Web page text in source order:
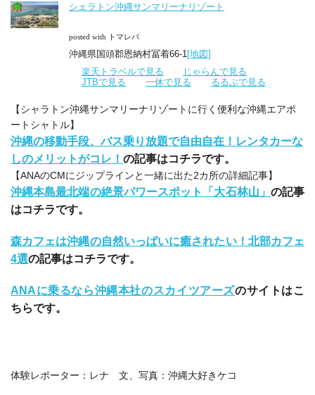
シェラトン沖縄サンマリーナリゾート
posted with トマレバ
沖縄県国頭郡恩納村冨着66-1 [地図]
楽天トラベルで見る
じゃらんで見る
JTBで見る
一休で見る るるぶで見る
【シャラトン沖縄サンマリーナリゾートに行く便利な沖縄エアポ
ートシャトル】
沖縄の移動手段、バス乗り放題で自由自在！レンタカーな
しのメリットがコレ！ の記事はコチラです。
【ANAのCMにジップラインと一緒に出た2カ所の詳細記事】
沖縄本島最北端の絶景パワースポット「大石林山」 の記事
はコチラです。
森カフェは沖縄の自然いっぱいに癒されたい！北部カフェ
4選の記事はコチラです。
ANAに乗るなら沖縄本社のスカイツアーズのサイトはこ
ちらです。
体験レポーター：レナ 文、写真：沖縄大好きケコ